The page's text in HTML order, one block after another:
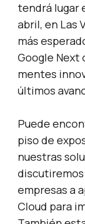
tendrá lugar
abril, en Las
más
Google Next
mentes
últimos
Puede
piso de
nuestras
discutiremos
empresas a
Cloud para